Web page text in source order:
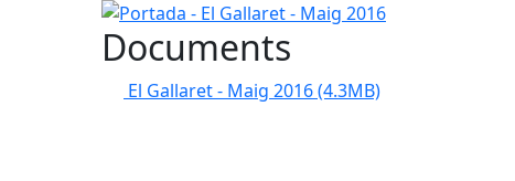
Documents
El Gallaret - Maig 2016(4.3MB)